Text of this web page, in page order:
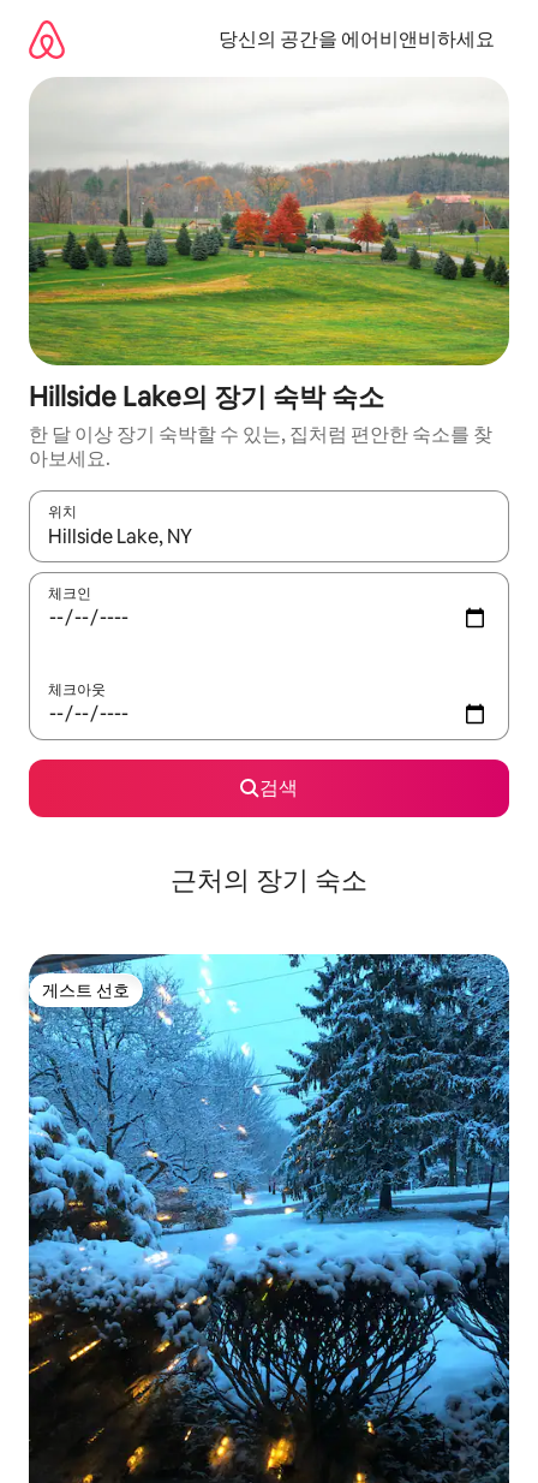
당신의 공간을 에어비앤비하세요
Hillside Lake의 장기 숙박 숙소
한 달 이상 장기 숙박할 수 있는, 집처럼 편안한 숙소를 찾
아보세요.
위치
결과가 나오면 위·아래 화살표 키를 사용하거나 터치 또는 스와이
체크인
체크아웃
검색
근처의 장기 숙소
게스트 선호
게스트 선호